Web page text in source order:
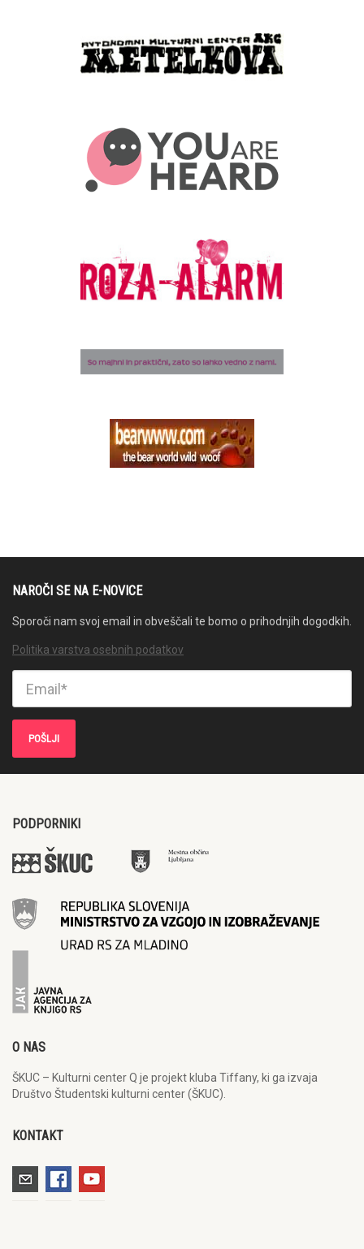
NAROČI SE NA E-NOVICE
Sporoči nam svoj email in obveščali te bomo o prihodnjih dogodkih.
Politika varstva osebnih podatkov
PODPORNIKI
O NAS
ŠKUC – Kulturni center Q je projekt kluba Tiffany, ki ga izvaja
Društvo Študentski kulturni center (ŠKUC).
KONTAKT